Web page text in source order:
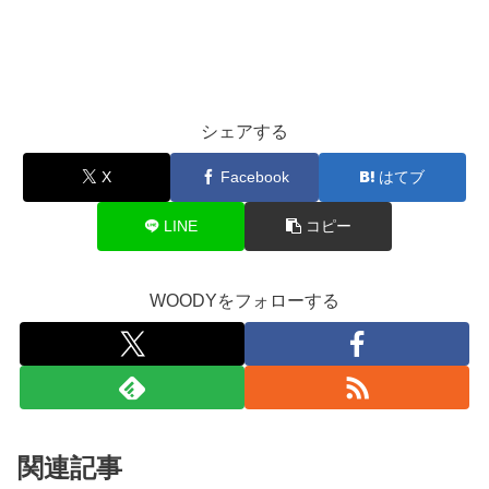
シェアする
X Facebook はてブ
LINE コピー
WOODYをフォローする
関連記事